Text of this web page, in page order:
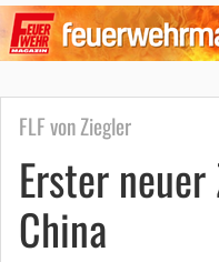
FLF von Ziegler
Erster
China